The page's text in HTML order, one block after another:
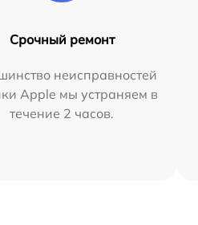
Срочный ремонт
неисправностей
Apple мы устраняем в
течение 2 часов.